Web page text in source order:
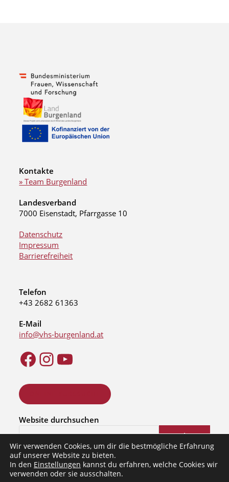
Kontakte
» Team Burgenland
Landesverband
7000 Eisenstadt, Pfarrgasse 10
Datenschutz
Impressum
Barrierefreiheit
Telefon
+43 2682 61363
E-Mail
info@vhs-burgenland.at
Website durchsuchen
Suchen
Wir verwenden Cookies, um dir die bestmögliche Erfahrung
auf unserer Website zu bieten.
In den Einstellungen kannst du erfahren, welche Cookies wir
verwenden oder sie ausschalten.